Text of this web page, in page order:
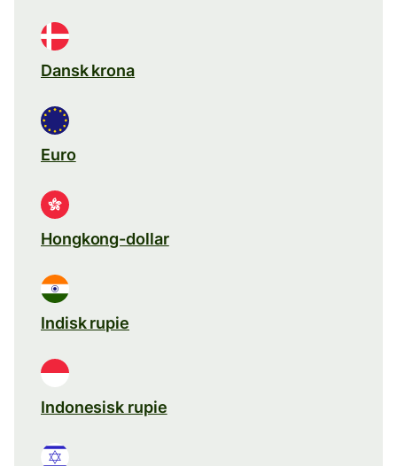
Dansk krona
Euro
Hongkong-dollar
Indisk rupie
Indonesisk rupie